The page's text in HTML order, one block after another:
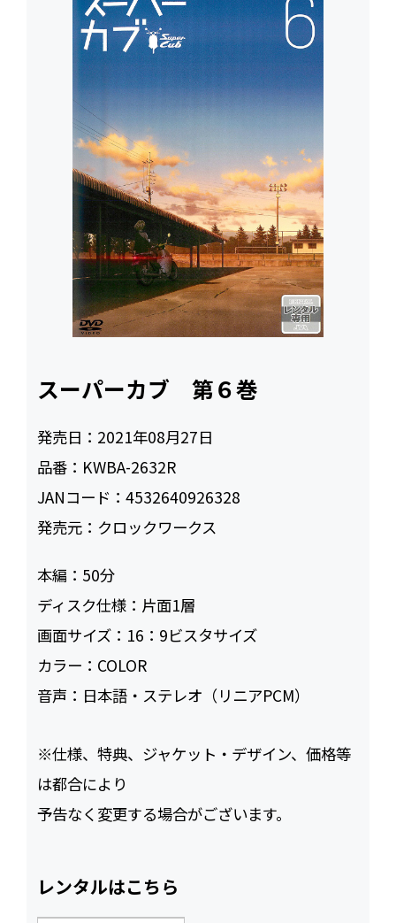
スーパーカブ 第６巻
発売日： 2021年08月27日
品番： KWBA-2632R
JANコード：4532640926328
発売元： クロックワークス
本編： 50
ディスク仕様： 片面1層
画面サイズ： 16：9ビスタサイズ
カラー： COLOR
音声： 日本語・ステレオ（リニアPCM）
※仕様、特典、ジャケット・デザイン、価格等
は都合により
予告なく変更する場合がございます。
レンタルはこちら